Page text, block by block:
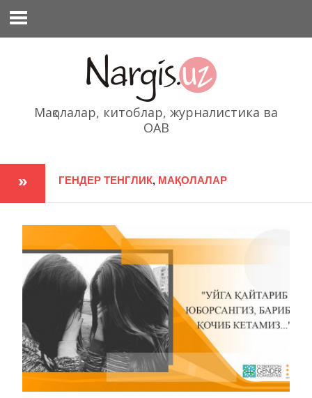
содержимому
Мақолалар, китоблар, журналистика ва
ОАВ
ГЕНДЕР ТЕНГЛИК, МАҚОЛАЛАР